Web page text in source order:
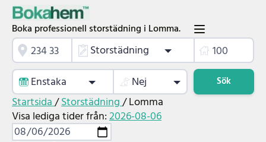
Boka professionell storstädning i Lomma.
Storstädning
Enstaka
Nej Sök
Startsida/Storstädning/Lomma
Visa lediga tider från:2026-08-06